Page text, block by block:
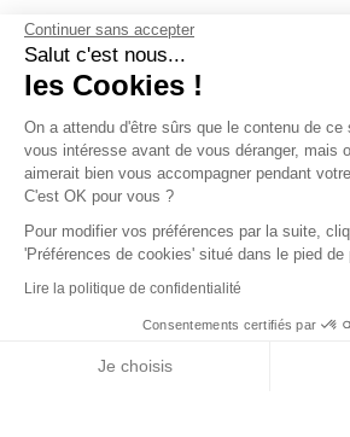
CONTACT
04 42 20 78 42
Du lundi au jeudi de 8h30 à 16h30 & le
vendredi de 8h30 à 15h30
Continuer sans accepter
Salut c'est nous...
les Cookies !
On a attendu d'être sûrs que le contenu de ce
vous intéresse avant de vous déranger, mais
aimerait bien vous accompagner pendant
C'est OK pour vous ?
Pour modifier vos préférences par la suite,
'Préférences de cookies' situé dans le pied de
Lire la politique de confidentialité
Consentements certifiés par
Je choisis